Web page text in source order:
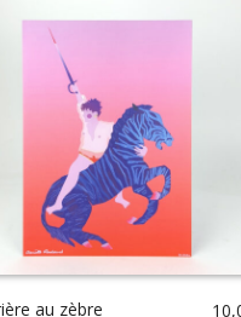
au zèbre